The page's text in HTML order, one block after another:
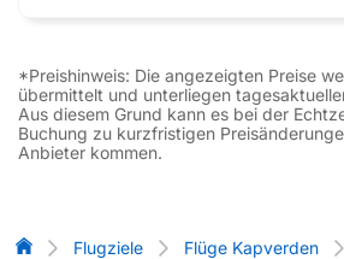
*Preishinweis: Die angezeigten Preise
übermittelt und unterliegen
Aus diesem Grund kann es bei der
Buchung zu kurzfristigen
Anbieter kommen.
Flug-Vergleich
Flugziele Flüge Kapverden